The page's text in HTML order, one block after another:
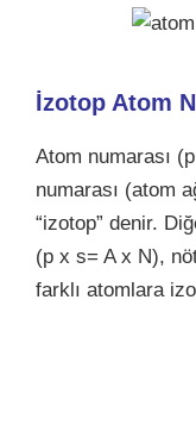
İzotop Atom
Atom numarası
numarası (atom
“izotop” denir.
(p x s= A x N),
farklı atomlara